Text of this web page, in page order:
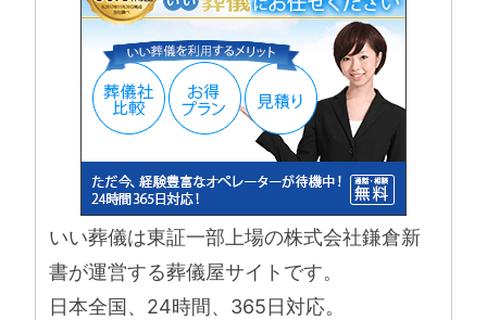
いい葬儀は東証一部上場の株式会社鎌倉新
書が運営する葬儀屋サイトです。
日本全国、24時間、365日対応。